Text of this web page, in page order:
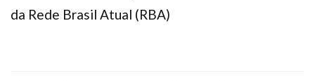
da Rede Brasil Atual (RBA)